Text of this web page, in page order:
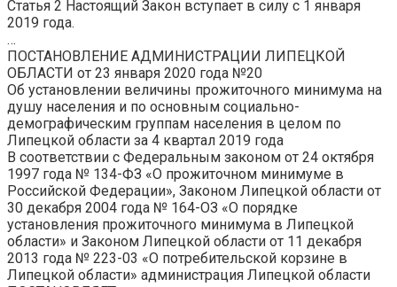
Статья 2 Настоящий Закон вступает в силу с 1 января
2019 года.
…
ПОСТАНОВЛЕНИЕ АДМИНИСТРАЦИИ ЛИПЕЦКОЙ
ОБЛАСТИ от 23 января 2020 года №20
Об установлении величины прожиточного минимума на
душу населения и по основным социально-
демографическим группам населения в целом по
Липецкой области за 4 квартал 2019 года
В соответствии с Федеральным законом от 24 октября
1997 года № 134-ФЗ «О прожиточном минимуме в
Российской Федерации», Законом Липецкой области от
30 декабря 2004 года № 164-ОЗ «О порядке
установления прожиточного минимума в Липецкой
области» и Законом Липецкой области от 11 декабря
2013 года № 223-03 «О потребительской корзине в
Липецкой области» администрация Липецкой области